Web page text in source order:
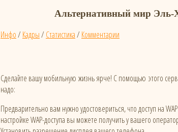
Альтернативный мир Эль-
Инфо/ Кадры/ Статистика/ Комментарии
Сделайте вашу мобильную жизнь ярче! С помощью этого
надо:
Предварительно вам нужно удостовериться, что доступ на
настройке WAP-доступа вы можете получить у вашего